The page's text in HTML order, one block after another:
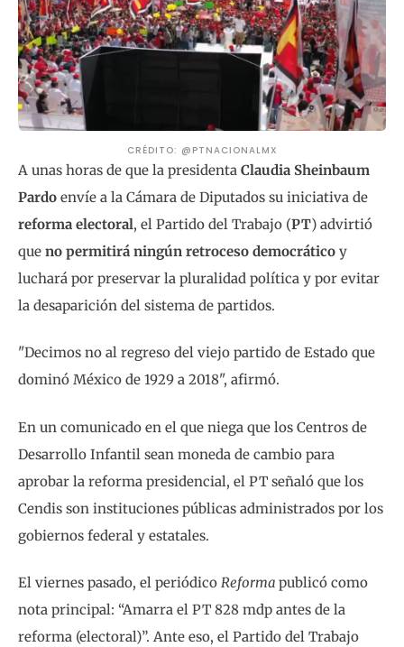
CRÉDITO: @PTNACIONALMX
A unas horas de que la presidenta Claudia Sheinbaum
Pardo envíe a la Cámara de Diputados su iniciativa de
reforma electoral, el Partido del Trabajo (PT) advirtió
que no permitirá ningún retroceso democrático y
luchará por preservar la pluralidad política y por evitar
la desaparición del sistema de partidos.
"Decimos no al regreso del viejo partido de Estado que
dominó México de 1929 a 2018", afirmó.
En un comunicado en el que niega que los Centros de
Desarrollo Infantil sean moneda de cambio para
aprobar la reforma presidencial, el PT señaló que los
Cendis son instituciones públicas administrados por los
gobiernos federal y estatales.
El viernes pasado, el periódico Reforma publicó como
nota principal: “Amarra el PT 828 mdp antes de la
reforma (electoral)”. Ante eso, el Partido del Trabajo